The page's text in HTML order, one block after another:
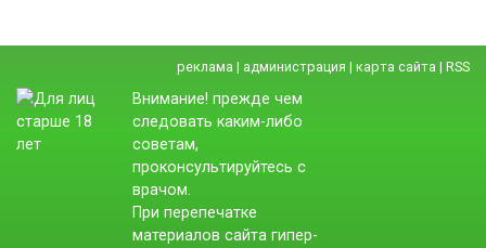
реклама | администрация | карта сайта | RSS
Внимание! прежде чем
следовать каким-либо
советам,
проконсультируйтесь с
врачом.
При перепечатке
материалов сайта гипер-